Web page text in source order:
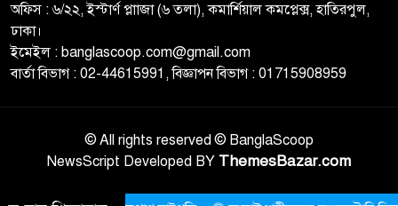
অফিস : ৬/২২, ইস্টার্ণ প্লাাজা (৬ তলা), কমার্শিয়াল কমপ্লেক্স, হাতিরপুল,
ঢাকা।
ইমেইল : banglascoop.com@gmail.com
বার্তা বিভাগ : 02-44615991, বিজ্ঞাপন বিভাগ : 01715908959
© All rights reserved © BanglaScoop
NewsScript Developed BY ThemesBazar.com